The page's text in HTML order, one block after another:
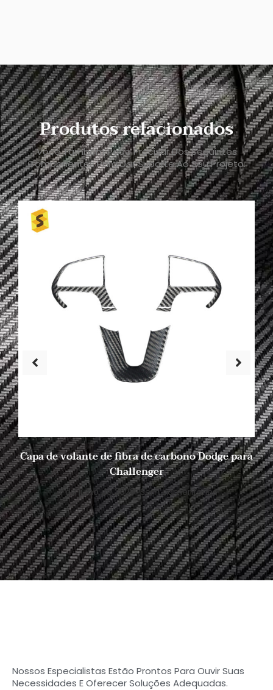
Produtos relacionados
Você Também Pode Precisar Dos Seguintes
Componentes Para Dar Suporte Ao Seu Projeto.
Capa de volante de fibra de carbono Dodge para
Challenger
4 de julho de 2023 Sem comentários
Nossos Especialistas Estão Prontos Para Ouvir Suas
Necessidades E Oferecer Soluções Adequadas.